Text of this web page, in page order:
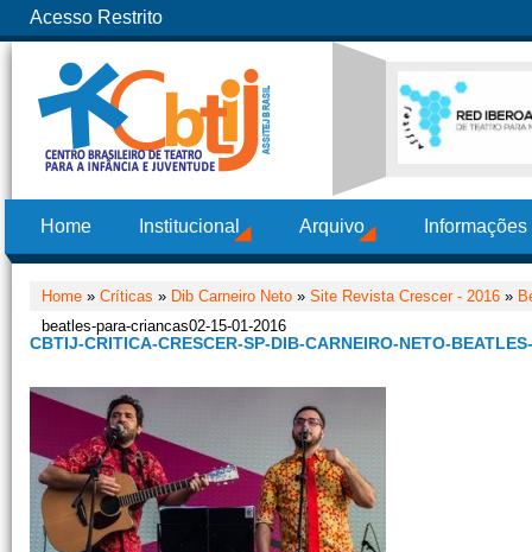
Acesso Restrito
Home Institucional Arquivo
Home » Críticas » Dib Carneiro Neto » Site Revista Crescer - 2016 »
beatles-para-criancas02-15-01-2016
CBTIJ-CRITICA-CRESCER-SP-DIB-CARNEIRO-NETO-